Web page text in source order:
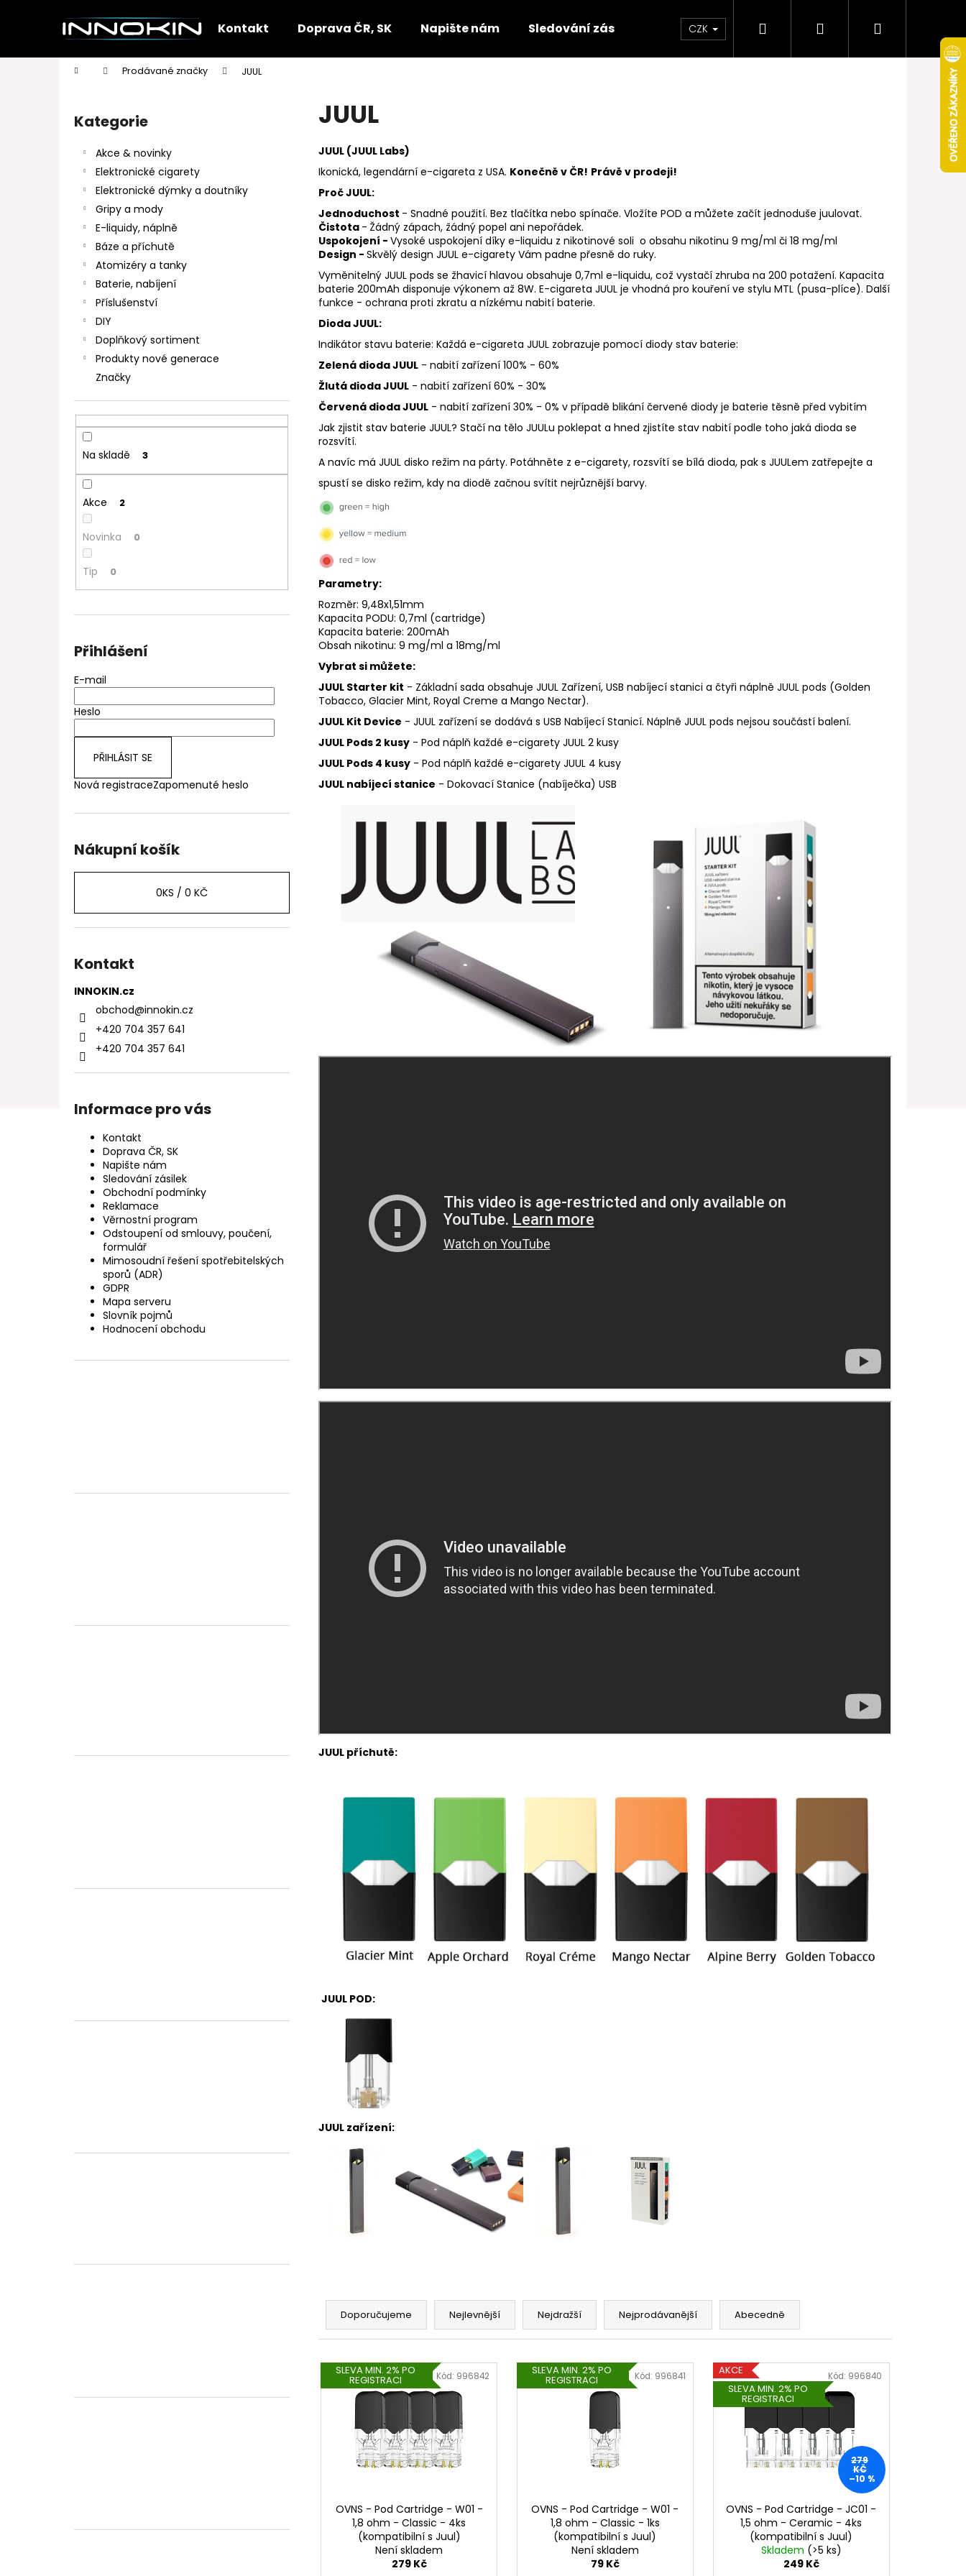
Kontakt Doprava ČR, SK Napište nám Sledování zásilek Obchodní podmínky Věrnostní program
CZK Hledat PřihlášeníNákupní
Domů Prodávané značky JUUL
Přeskočit
kategorie
Kategorie
Akce & novinky
Elektronické cigarety
Elektronické dýmky a doutníky
Gripy a mody
E-liquidy, náplně
Báze a příchutě
Atomizéry a tanky
Baterie, nabíjení
Příslušenství
DIY
Doplňkový sortiment
Produkty nové generace
Značky
Na skladě 3
Akce 2
Novinka 0
Tip 0
Přihlášení
E-mail
Heslo
PŘIHLÁSIT SE
Nová registraceZapomenuté heslo
Nákupní košík
0KS / 0 KČ
Kontakt
INNOKIN.cz
obchod@innokin.cz
+420 704 357 641
+420 704 357 641
Informace pro vás
Kontakt
Doprava ČR, SK
Napište nám
Sledování zásilek
Obchodní podmínky
Reklamace
Věrnostní program
Odstoupení od smlouvy, poučení,
formulář
Mimosoudní řešení spotřebitelských
sporů (ADR)
GDPR
Mapa serveru
Slovník pojmů
Hodnocení obchodu
JUUL
JUUL (JUUL Labs)
Ikonická, legendární e-cigareta z USA. Konečně v ČR! Právě v prodeji!
Proč JUUL:
Jednoduchost - Snadné použití. Bez tlačítka nebo spínače. Vložíte POD a můžete začít jednoduše juulovat.
Čistota - Žádný zápach, žádný popel ani nepořádek.
Uspokojení - Vysoké uspokojení díky e-liquidu z nikotinové soli o obsahu nikotinu 9 mg/ml či 18 mg/ml
Design - Skvělý design JUUL e-cigarety Vám padne přesně do ruky.
Vyměnitelný JUUL pods se žhavicí hlavou obsahuje 0,7ml e-liquidu, což vystačí zhruba na 200 potažení. Kapacita
baterie 200mAh disponuje výkonem až 8W. E-cigareta JUUL je vhodná pro kouření ve stylu MTL (pusa-plíce). Další
funkce - ochrana proti zkratu a nízkému nabití baterie.
Dioda JUUL:
Indikátor stavu baterie: Každá e-cigareta JUUL zobrazuje pomocí diody stav baterie:
Zelená dioda JUUL - nabití zařízení 100% - 60%
Žlutá dioda JUUL - nabití zařízení 60% - 30%
Červená dioda JUUL - nabití zařízení 30% - 0% v případě blikání červené diody je baterie těsně před vybitím
Jak zjistit stav baterie JUUL? Stačí na tělo JUULu poklepat a hned zjistíte stav nabití podle toho jaká dioda se
rozsvítí.
A navíc má JUUL disko režim na párty. Potáhněte z e-cigarety, rozsvítí se bílá dioda, pak s JUULem zatřepejte a
spustí se disko režim, kdy na diodě začnou svítit nejrůznější barvy.
Parametry:
Rozměr: 9,48x1,51mm
Kapacita PODU: 0,7ml (cartridge)
Kapacita baterie: 200mAh
Obsah nikotinu: 9 mg/ml a 18mg/ml
Vybrat si můžete:
JUUL Starter kit - Základní sada obsahuje JUUL Zařízení, USB nabíjecí stanici a čtyři náplně JUUL pods (Golden
Tobacco, Glacier Mint, Royal Creme a Mango Nectar).
JUUL Kit Device - JUUL zařízení se dodává s USB Nabíjecí Stanicí. Náplně JUUL pods nejsou součástí balení.
JUUL Pods 2 kusy - Pod náplň každé e-cigarety JUUL 2 kusy
JUUL Pods 4 kusy - Pod náplň každé e-cigarety JUUL 4 kusy
JUUL nabíjecí stanice - Dokovací Stanice (nabíječka) USB
JUUL příchutě:
JUUL POD:
JUUL zařízení:
Ř
z
í
Doporučujeme Nejlevnější Nejdražší Nejprodávanější Abecedně
V SLEVA MIN. 2% PO
REGISTRACI
OVNS - Pod Cartridge - W01 -
1,8 ohm - Classic - 4ks
(kompatibilní s Juul)
Není skladem
279 Kč
Kód: 996842 SLEVA MIN. 2% PO
REGISTRACI
OVNS - Pod Cartridge - W01 -
1,8 ohm - Classic - 1ks
(kompatibilní s Juul)
Není skladem
79 Kč
Kód: 996841
AKCE
SLEVA MIN. 2% PO
REGISTRACI
279
KČ
–10 %
OVNS - Pod Cartridge - JC01 -
1,5 ohm - Ceramic - 4ks
(kompatibilní s Juul)
Skladem (>5 ks)
249 Kč
Kód: 996840
í
Zpět
do
Zpět
do
Doporučujeme
Následující
DEKANG DESERT SHIP 10ML 11MG
154 Kč
Původně: 195 Kč
DEKANG DESERT SHIP 10ML 6MG
155 Kč
Původně:
1,2OHM 2ML